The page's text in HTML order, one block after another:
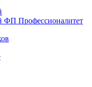
ФП Профессионалитет